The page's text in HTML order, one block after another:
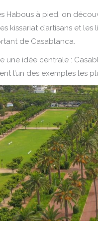
Habous à pied, on
kissariat d’artisans et
de Casablanca.
une idée centrale :
l’un des exemples les